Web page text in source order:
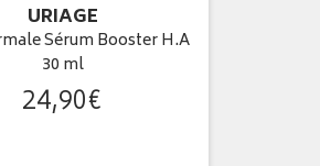
URIAGE
Sérum Booster H.A
30 ml
24,90€